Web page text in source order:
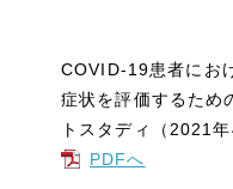
COVID-19患者にお
症状を評価するため
トスタディ（2021
PDFへ